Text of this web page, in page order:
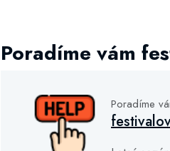
Poradíme vám
Poradíme